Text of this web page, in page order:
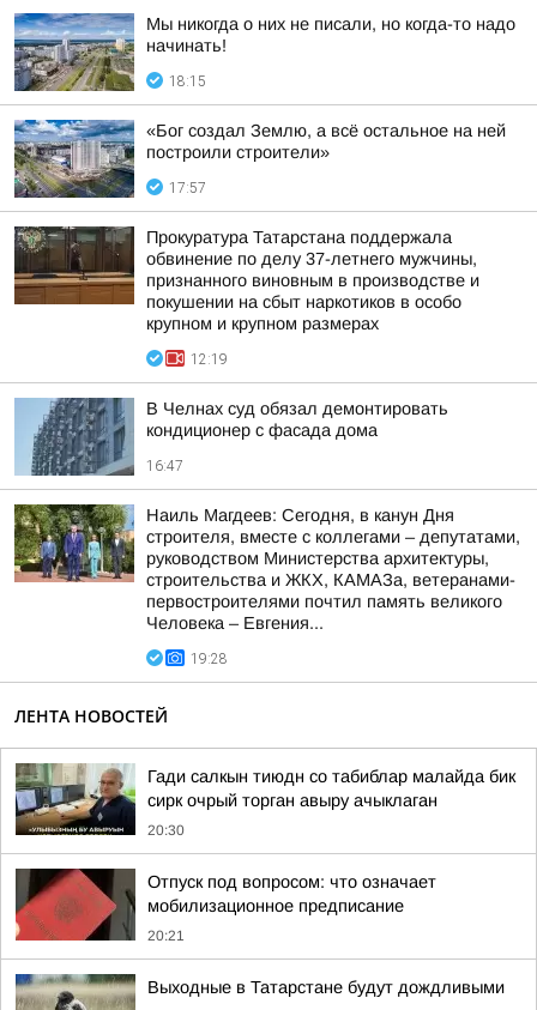
Мы никогда о них не писали, но когда-то надо
начинать!
18:15
«Бог создал Землю, а всё остальное на ней
построили строители»
17:57
Прокуратура Татарстана поддержала
обвинение по делу 37-летнего мужчины,
признанного виновным в производстве и
покушении на сбыт наркотиков в особо
крупном и крупном размерах
12:19
В Челнах суд обязал демонтировать
кондиционер с фасада дома
16:47
Наиль Магдеев: Сегодня, в канун Дня
строителя, вместе с коллегами – депутатами,
руководством Министерства архитектуры,
строительства и ЖКХ, КАМАЗа, ветеранами-
первостроителями почтил память великого
Человека – Евгения...
19:28
ЛЕНТА НОВОСТЕЙ
Гади салкын тиюдн со табиблар малайда бик
сирк очрый торган авыру ачыклаган
20:30
Отпуск под вопросом: что означает
мобилизационное предписание
20:21
Выходные в Татарстане будут дождливыми